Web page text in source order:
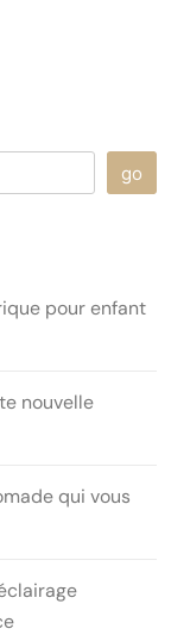
go
pour enfant
nouvelle
qui vous